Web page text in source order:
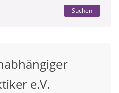
Suchen
e.V.